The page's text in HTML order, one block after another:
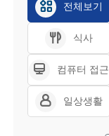
전체보기
식사
컴퓨터 접근
일상생활